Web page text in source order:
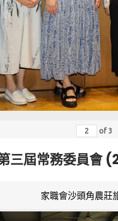
of 3
三屆常務委員會
家職會沙頭角農莊